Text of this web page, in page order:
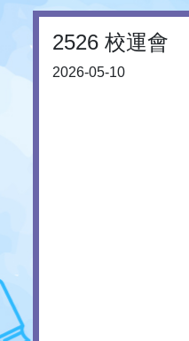
2526 校運會
2026-05-10